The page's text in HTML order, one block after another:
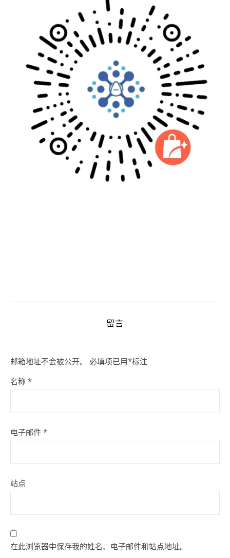
留言
邮箱地址不会被公开。 必填项已用*标注
名称 *
电子邮件 *
站点
在此浏览器中保存我的姓名、电子邮件和站点地址。